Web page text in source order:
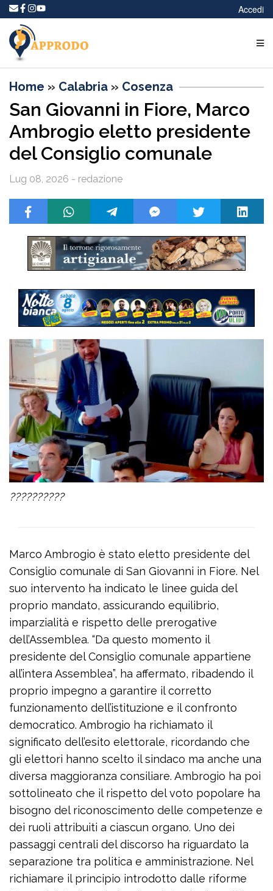
Accedi
Home » Calabria » Cosenza
San Giovanni in Fiore, Marco
Ambrogio eletto presidente
del Consiglio comunale
Lug 08, 2026 - redazione
??????????
Marco Ambrogio è stato eletto presidente del
Consiglio comunale di San Giovanni in Fiore. Nel
suo intervento ha indicato le linee guida del
proprio mandato, assicurando equilibrio,
imparzialità e rispetto delle prerogative
dell’Assemblea. “Da questo momento il
presidente del Consiglio comunale appartiene
all’intera Assemblea”, ha affermato, ribadendo il
proprio impegno a garantire il corretto
funzionamento dell’istituzione e il confronto
democratico. Ambrogio ha richiamato il
significato dell’esito elettorale, ricordando che
gli elettori hanno scelto il sindaco ma anche una
diversa maggioranza consiliare. Ambrogio ha poi
sottolineato che il rispetto del voto popolare ha
bisogno del riconoscimento delle competenze e
dei ruoli attribuiti a ciascun organo. Uno dei
passaggi centrali del discorso ha riguardato la
separazione tra politica e amministrazione. Nel
richiamare il principio introdotto dalle riforme